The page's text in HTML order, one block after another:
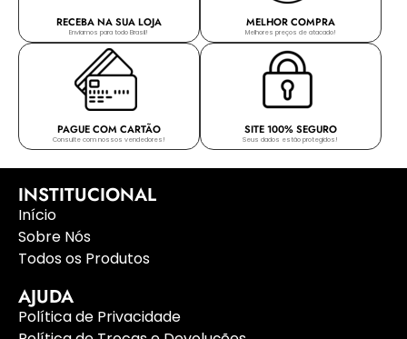
RECEBA NA SUA LOJA
Enviamos para todo Brasil!
MELHOR COMPRA
Melhores preços de atacado!
PAGUE COM CARTÃO
Consulte com nossos vendedores!
SITE 100% SEGURO
Seus dados estão protegidos!
INSTITUCIONAL
Início
Sobre Nós
Todos os Produtos
AJUDA
Política de Privacidade